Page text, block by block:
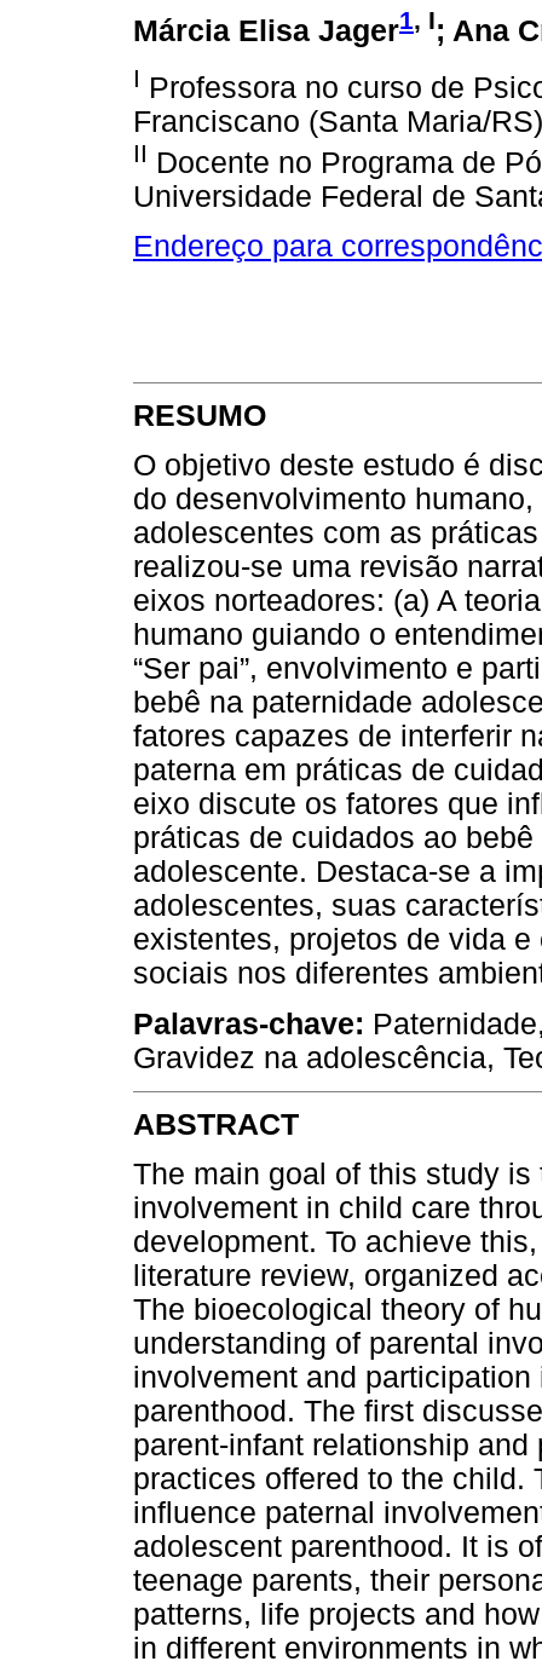
Márcia Elisa Jager1, I; Ana
I Professora no curso de
Franciscano (Santa Maria/RS)
II Docente no Programa de
Universidade Federal de
Endereço para
RESUMO
O objetivo deste estudo é
do desenvolvimento
adolescentes com as
realizou-se uma revisão
eixos norteadores: (a) A
humano guiando o
“Ser pai”, envolvimento e
bebê na paternidade
fatores capazes de interferir
paterna em práticas de
eixo discute os fatores que
práticas de cuidados ao
adolescente. Destaca-se a
adolescentes, suas
existentes, projetos de vida
sociais nos diferentes
Palavras-chave:
Gravidez na adolescência,
ABSTRACT
The main goal of this study
involvement in child care
development. To achieve
literature review, organized
The bioecological theory of
understanding of parental
involvement and
parenthood. The first
parent-infant relationship
practices offered to the child.
influence paternal
adolescent parenthood. It is
teenage parents, their
patterns, life projects and
in different environments in